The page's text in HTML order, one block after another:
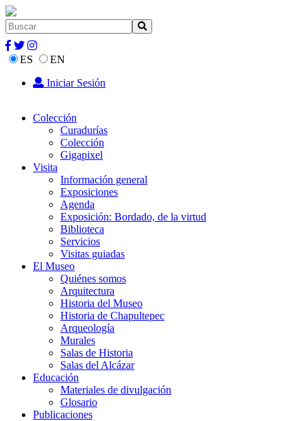
ES
EN
Iniciar Sesión
Colección
Curadurías
Colección
Gigapixel
Visita
Información general
Exposiciones
Agenda
Exposición: Bordado, de la virtud
Biblioteca
Servicios
Visitas guiadas
El Museo
Quiénes somos
Arquitectura
Historia del Museo
Historia de Chapultepec
Arqueología
Murales
Salas de Historia
Salas del Alcázar
Educación
Materiales de divulgación
Glosario
Publicaciones